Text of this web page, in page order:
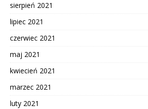
sierpień 2021
lipiec 2021
czerwiec 2021
maj 2021
kwiecień 2021
marzec 2021
luty 2021